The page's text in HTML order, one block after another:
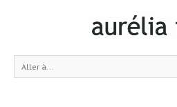
Aller à...